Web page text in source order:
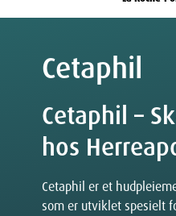
Cetaphil
Cetaphil –
hos
Cetaphil er et
som er utviklet spesielt